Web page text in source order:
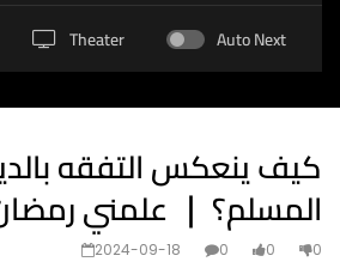
Auto Next
Theater
كيف ينعكس التفقه
المسلم؟ ｜ علمني
2024-09-18 0 0 0